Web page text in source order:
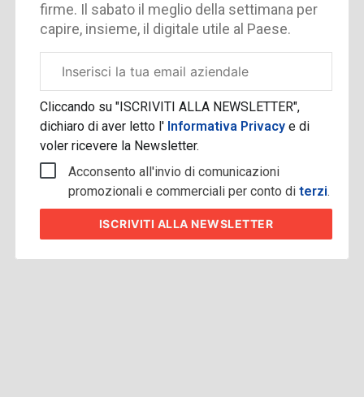
firme. Il sabato il meglio della settimana per
capire, insieme, il digitale utile al Paese.
aziendale
Cliccando su "ISCRIVITI ALLA NEWSLETTER",
dichiaro di aver letto l' Informativa Privacye di
voler ricevere la Newsletter.
Acconsento all'invio di comunicazioni
promozionali e commerciali per conto diterzi.
ISCRIVITI ALLA NEWSLETTER